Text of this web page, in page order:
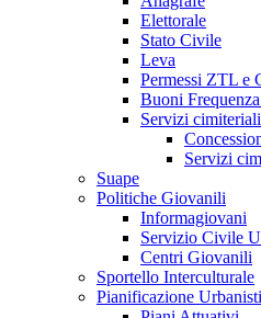
Elettorale
Stato Civile
Leva
Permessi ZTL e
Buoni
Servizi
Servizi
Suape
Politiche Giovanili
Informagiovani
Servizio Civile
Centri Giovanili
Sportello Interculturale
Pianificazione